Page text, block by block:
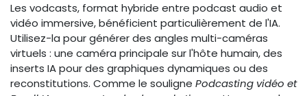
Les vodcasts, format hybride entre podcast audio et
vidéo immersive, bénéficient particulièrement de l'IA.
Utilisez-la pour générer des angles multi-caméras
virtuels : une caméra principale sur l'hôte humain, des
inserts IA pour des graphiques dynamiques ou des
reconstitutions. Comme le souligne Podcasting vidéo et